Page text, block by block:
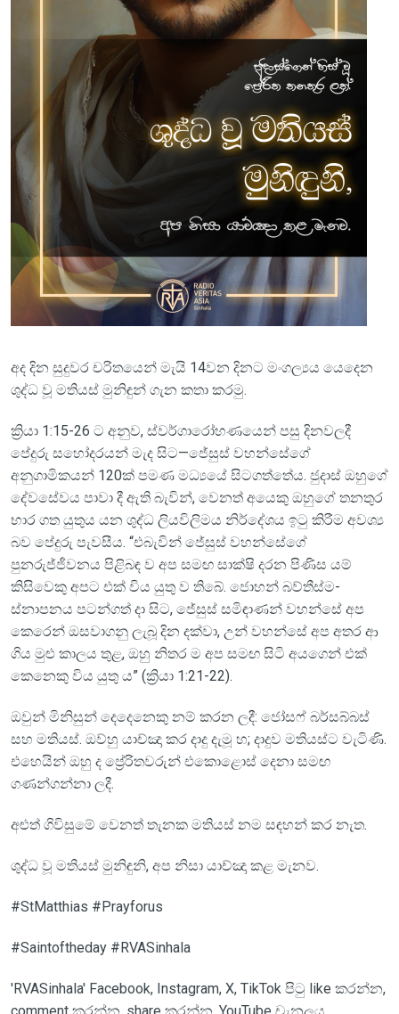
අද දින සුදුවර චරිතයෙන් මැයි 14වන දිනට මංගල්‍යය යෙදෙන
ශුද්ධ වූ මතියස් මුනිඳුන් ගැන කතා කරමු.
ක්‍රියා 1:15-26 ට අනුව, ස්වර්ගාරෝහණයෙන් පසු දිනවලදී
පේදුරු සහෝදරයන් මැද සිට—ජේසුස් වහන්සේගේ
අනුගාමිකයන් 120ක් පමණ මධ්‍යයේ සිටගත්තේය. ජුදාස් ඔහුගේ
දේවසේවය පාවා දී ඇති බැවින්, වෙනත් අයෙකු ඔහුගේ තනතුර
භාර ගත යුතුය යන ශුද්ධ ලියවිලිමය නිර්දේශය ඉටු කිරීම අවශ්‍ය
බව පේදුරු පැවසීය. “එබැවින් ජේසුස් වහන්සේගේ
පුනරුජ්ජීවනය පිළිබඳ ව අප සමඟ සාක්ෂි දරන පිණිස යම්
කිසිවෙකු අපට එක් විය යුතු ව තිබේ. ජොහන් බව්තීස්ම-
ස්නාපනය පටන්ගත් දා සිට, ජේසුස් සමිඳාණන් වහන්සේ අප
කෙරෙන් ඔසවාගනු ලැබූ දින දක්වා, උන් වහන්සේ අප අතර ආ
ගිය මුළු කාලය තුළ, ඔහු නිතර ම අප සමඟ සිටි අයගෙන් එක්
කෙනෙකු විය යුතු ය” (ක්‍රියා 1:21-22).
ඔවුන් මිනිසුන් දෙදෙනෙකු නම් කරන ලදී: ජෝසෆ් බර්සබ්බස්
සහ මතියස්. ඔව්හු යාච්ඤා කර දාදු දැමූ හ; දාදුව මතියස්ට වැටිණි.
එහෙයින් ඔහු ද ප්‍රේරිතවරුන් එකොළොස් දෙනා සමඟ
ගණන්ගන්නා ලදී.
අළුත් ගිවිසුමේ වෙනත් තැනක මතියස් නම සඳහන් කර නැත.
ශුද්ධ වූ මතියස් මුනිඳුනි, අප නිසා යාච්ඤා කළ මැනව.
#StMatthias #Prayforus
#Saintoftheday #RVASinhala
'RVASinhala' Facebook, Instagram, X, TikTok පිටු like කරන්න,